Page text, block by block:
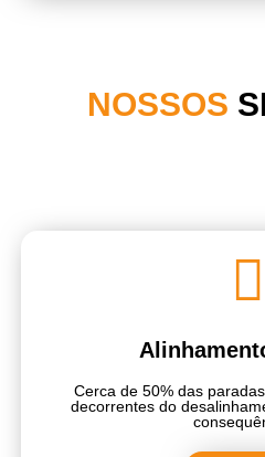
NOSSOS
Cerca de 50% das
decorrentes do